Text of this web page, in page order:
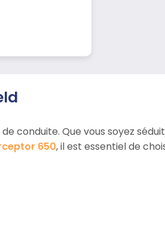
conduite. Que vous soyez
650, il est essentiel de